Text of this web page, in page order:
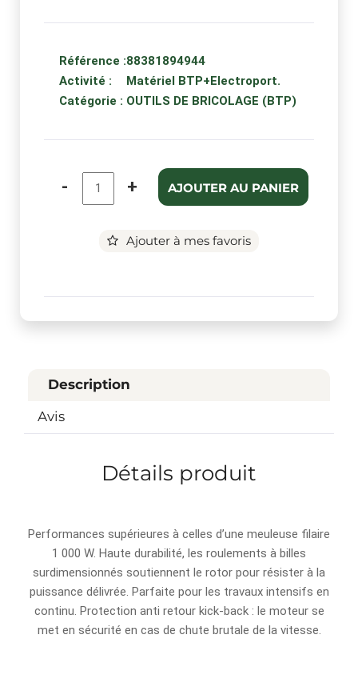
Référence :88381894944
Activité :
Matériel BTP+Electroport.
Catégorie : OUTILS DE BRICOLAGE (BTP)
- + AJOUTER AU PANIER
Ajouter à mes favoris
Description
Avis
Détails produit
Performances supérieures à celles d’une meuleuse filaire
1 000 W. Haute durabilité, les roulements à billes
surdimensionnés soutiennent le rotor pour résister à la
puissance délivrée. Parfaite pour les travaux intensifs en
continu. Protection anti retour kick-back : le moteur se
met en sécurité en cas de chute brutale de la vitesse.